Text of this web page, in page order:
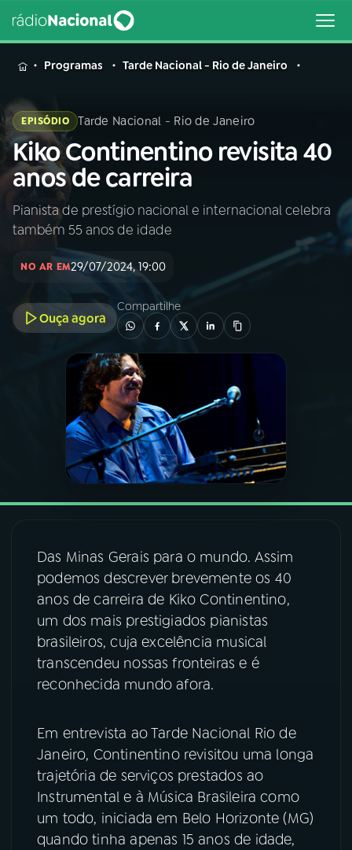
MENU
Buscar
na
Rádio
Nacional
Buscar
AO VIVO
PROGRAMAÇÃO
PROGRAMAS
07ÚLTIMAS
08FESTIVAL DE MÚSICA
YouTube Facebook
Instagram X
TikTok
Programas Tarde Nacional - Rio de Janeiro
EPISÓDIO Tarde Nacional - Rio de Janeiro
Kiko Continentino revisita 40
anos de carreira
Pianista de prestígio nacional e internacional celebra
também 55 anos de idade
NO AR EM29/07/2024, 19:00
Ouça agora
Compartilhe
Das Minas Gerais para o mundo. Assim
podemos descrever brevemente os 40
anos de carreira de Kiko Continentino,
um dos mais prestigiados pianistas
brasileiros, cuja excelência musical
transcendeu nossas fronteiras e é
reconhecida mundo afora.
Em entrevista ao Tarde Nacional Rio de
Janeiro, Continentino revisitou uma longa
trajetória de serviços prestados ao
Instrumental e à Música Brasileira como
um todo, iniciada em Belo Horizonte (MG)
quando tinha apenas 15 anos de idade,